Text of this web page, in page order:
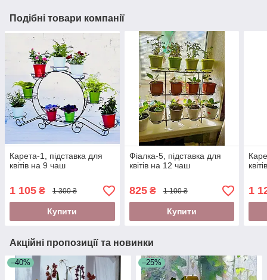
Подібні товари компанії
Карета-1, підставка для
квітів на 9 чаш
1 105 ₴ 1 300 ₴
Купити
Фіалка-5, підставка для
квітів на 12 чаш
825₴ 1 100 ₴
Купити
1
Акційні пропозиції та новинки
–40% –25%